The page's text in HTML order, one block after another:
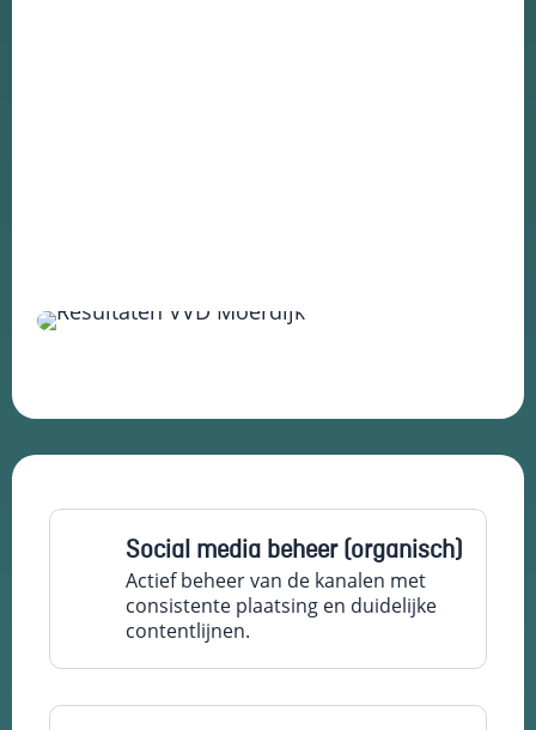
Social media beheer (organisch)
Actief beheer van de kanalen met
consistente plaatsing en duidelijke
contentlijnen.